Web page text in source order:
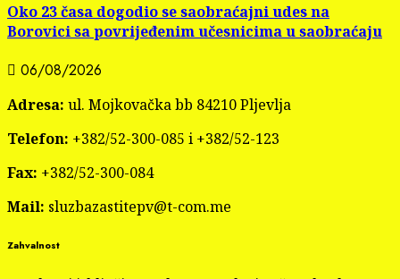
Oko 23 časa dogodio se saobraćajni udes na
Borovici sa povrijeđenim učesnicima u saobraćaju
06/08/2026
Adresa: ul. Mojkovačka bb 84210 Pljevlja
Telefon: +382/52-300-085 i +382/52-123
Fax: +382/52-300-084
Mail: sluzbazastitepv@t-com.me
Zahvalnost